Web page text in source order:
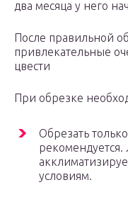
два месяца у него
После правильной
привлекательные
цвести
При обрезке
Обрезать
условиям.